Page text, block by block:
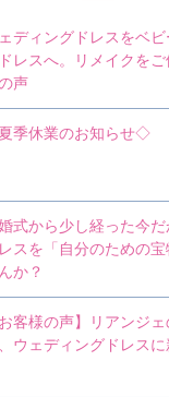
ディングドレスをベ
レスへ。リメイクを
声
季休業のお知らせ◇
式から少し経った今
レスを「自分のための
か？
お客様の声】リアンジ
ウェディングドレス